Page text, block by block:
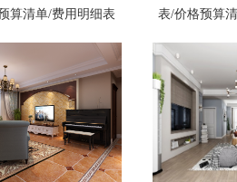
算清单/费用明细表 表/价格预算